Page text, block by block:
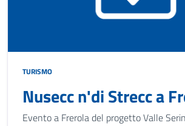
TURISMO
Nusecc n'di Strecc a
Evento a Frerola del progetto Valle